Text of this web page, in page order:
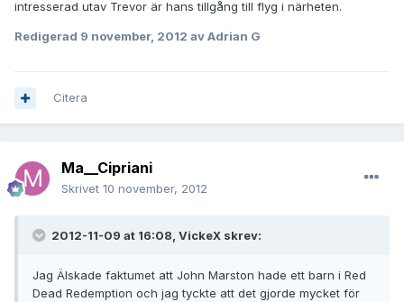
intresserad utav Trevor är hans tillgång till flyg i närheten.
Redigerad 9 november, 2012 av Adrian G
Citera
Ma__Cipriani
Skrivet 10 november, 2012
2012-11-09 at 16:08, VickeX skrev:
Jag Älskade faktumet att John Marston hade ett barn i Red
Dead Redemption och jag tyckte att det gjorde mycket för